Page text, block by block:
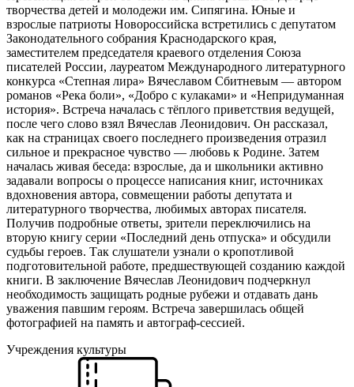
творчества детей и молодежи им. Сипягина. Юные и
взрослые патриоты Новороссийска встретились с депутатом
Законодательного собрания Краснодарского края,
заместителем председателя краевого отделения Союза
писателей России, лауреатом Международного литературного
конкурса «Степная лира» Вячеславом Сбитневым — автором
романов «Река боли», «Добро с кулаками» и «Непридуманная
история». Встреча началась с тёплого приветствия ведущей,
после чего слово взял Вячеслав Леонидович. Он рассказал,
как на страницах своего последнего произведения отразил
сильное и прекрасное чувство — любовь к Родине. Затем
началась живая беседа: взрослые, да и школьники активно
задавали вопросы о процессе написания книг, источниках
вдохновения автора, совмещении работы депутата и
литературного творчества, любимых авторах писателя.
Получив подробные ответы, зрители переключились на
вторую книгу серии «Последний день отпуска» и обсудили
судьбы героев. Так слушатели узнали о кропотливой
подготовительной работе, предшествующей созданию каждой
книги. В заключение Вячеслав Леонидович подчеркнул
необходимость защищать родные рубежи и отдавать дань
уважения павшим героям. Встреча завершилась общей
фотографией на память и автограф-сессией.
Учреждения культуры